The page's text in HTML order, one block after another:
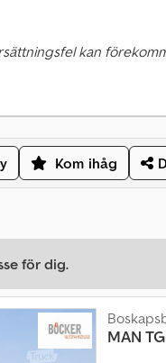
kan
Kom ihåg
för dig.
MAN